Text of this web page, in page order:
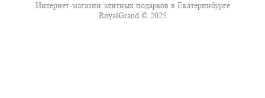
Интернет-магазин элитных подарков в Екатеринбурге
RoyalGrand © 2025